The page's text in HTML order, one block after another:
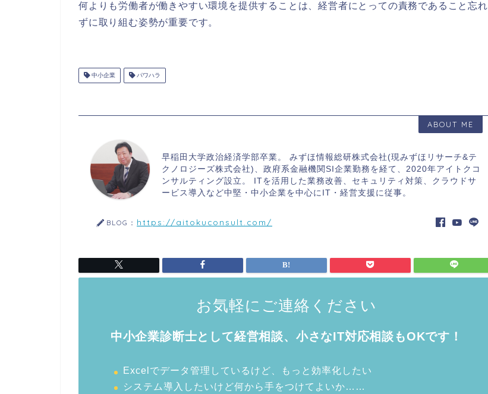
何よりも労働者が働きやすい環境を提供することは、経営者にとっての責務であること忘れ
ずに取り組む姿勢が重要です。
中小企業 パワハラ
ABOUT ME
早稲田大学政治経済学部卒業。 みずほ情報総研株式会社(現みずほリサーチ&テ
クノロジーズ株式会社)、政府系金融機関SI企業勤務を経て、2020年アイトクコ
ンサルティング設立。 ITを活用した業務改善、セキュリティ対策、クラウドサ
ービス導入など中堅・中小企業を中心にIT・経営支援に従事。
BLOG： https://aitokuconsult.com/
お気軽にご連絡ください
中小企業診断士として経営相談、小さなIT対応相談もOKです！
Excelでデータ管理しているけど、もっと効率化したい
システム導入したいけど何から手をつけてよいか……